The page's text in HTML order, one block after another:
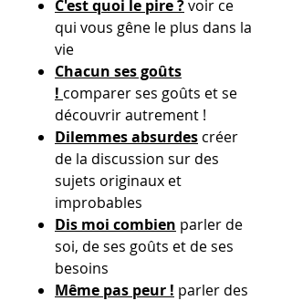
C'est quoi le pire ?voir ce
qui vous gêne le plus dans la
vie
Chacun ses goûts
! comparer ses goûts et se
découvrir autrement !
Dilemmes absurdes créer
de la discussion sur des
sujets originaux et
improbables
Dis moi combien parler de
soi, de ses goûts et de ses
besoins
Même pas peur ! parler des